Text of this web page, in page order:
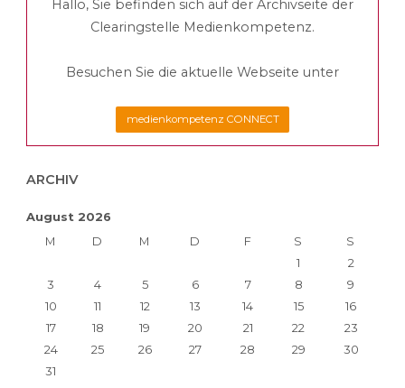
Hallo, Sie befinden sich auf der Archivseite der
Clearingstelle Medienkompetenz.
Besuchen Sie die aktuelle Webseite unter
medienkompetenz CONNECT
ARCHIV
August 2026
M
D M D F S
S
1
2
3
4 5 6 7 8
9
10
11 12 13 14 15
16
17
18 19 20 21 22
23
24
25 26 27 28 29
30
31